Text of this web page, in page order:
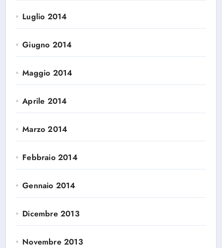
Luglio 2014
Giugno 2014
Maggio 2014
Aprile 2014
Marzo 2014
Febbraio 2014
Gennaio 2014
Dicembre 2013
Novembre 2013